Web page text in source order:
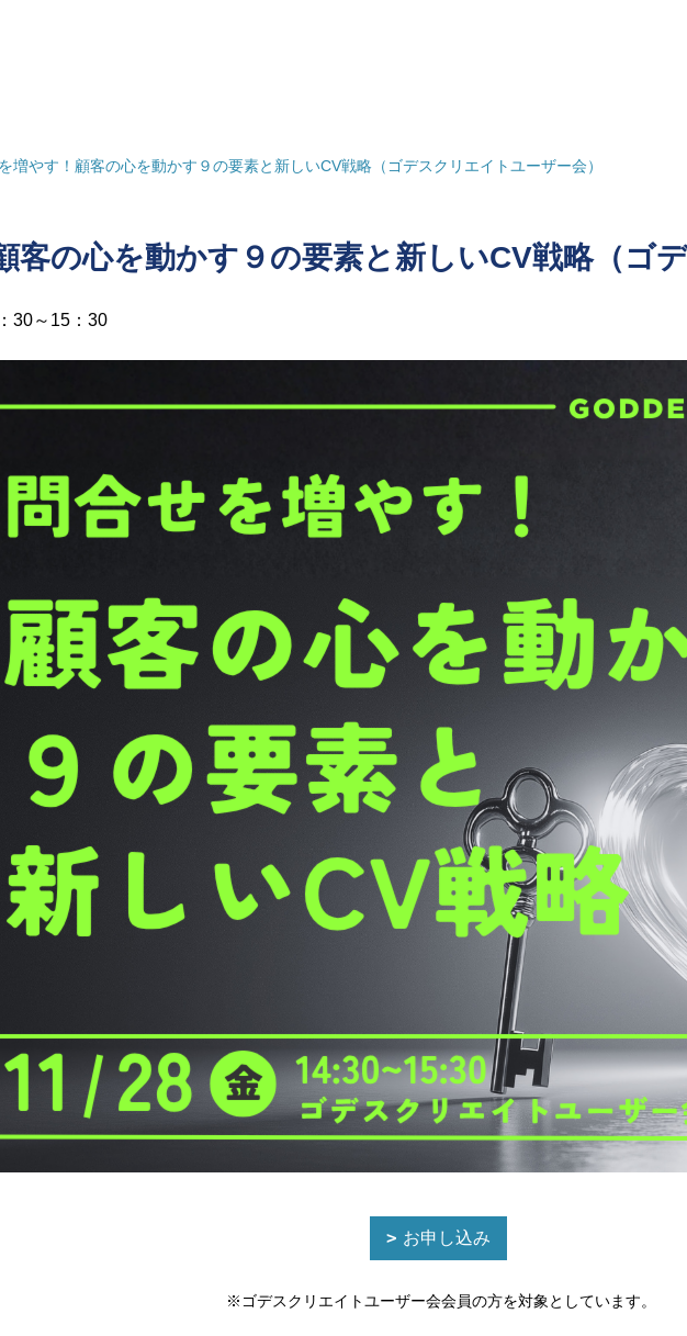
増やす！顧客の心を動かす９の要素と新しいCV戦略（ゴデスクリエイトユーザー会）
客の心を動かす９の要素と新しいCV戦略（ゴ
30～15：30
お申し込み
※ゴデスクリエイトユーザー会会員の方を対象としています。